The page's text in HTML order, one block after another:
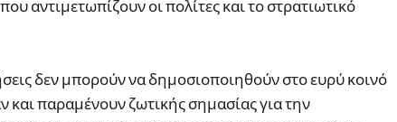
αντιμετωπίζουν οι πολίτες και το στρατιωτικό
δεν μπορούν να δημοσιοποιηθούν στο ευρύ κοινό
παραμένουν ζωτικής σημασίας για την